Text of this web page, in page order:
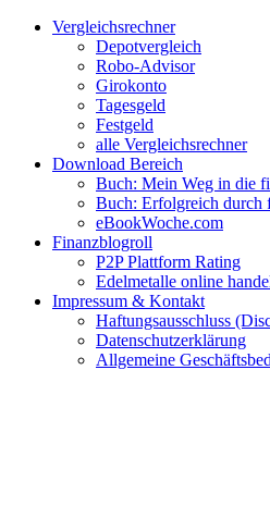
Zum
Facebook
Twitter
Instagram
Pinterest
YouTubeVergleichsrechner
Depotvergleich
Robo-Advisor
Girokonto
Tagesgeld
Festgeld
alle Vergleichsrechner
Download Bereich
Buch: Mein Weg in die
Buch: Erfolgreich durch
eBookWoche.com
Finanzblogroll
P2P Plattform Rating
Edelmetalle online
Impressum & Kontakt
Haftungsausschluss
Datenschutzerklärung
Allgemeine